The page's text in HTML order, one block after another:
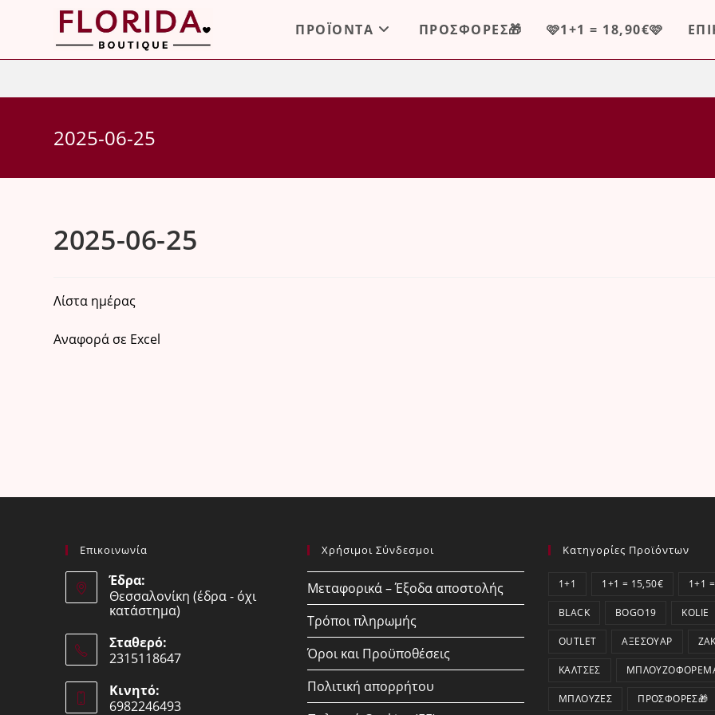
ΠΡΟΪΟΝΤΑ ΠΡΟΣΦΟΡΕΣ🎁 🩷1+1 = 18,90€🩷
2025-06-25
2025-06-25
Λίστα ημέρας
Αναφορά σε Excel
Επικοινωνία
Έδρα:
Θεσσαλονίκη (έδρα - όχι
κατάστημα)
Σταθερό:
2315118647
in
Κινητό:
6982246493
Χρήσιμοι Σύνδεσμοι
Μεταφορικά – Έξοδα αποστολής
Τρόποι πληρωμής
Όροι και Προϋποθέσεις
Πολιτική απορρήτου
Κατηγορίες Προϊόντων
1+1 1+1 = 15,50€ 1+1
BLACK BOGO19 KOLIE
OUTLET ΑΞΕΣΟΥΆΡ
ΚΆΛΤΣΕΣ
ΜΠΛΟΎΖΕΣ ΠΡΟΣΦΟΡΕΣ🎁